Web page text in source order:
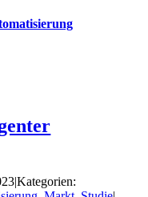
|Kategorien: